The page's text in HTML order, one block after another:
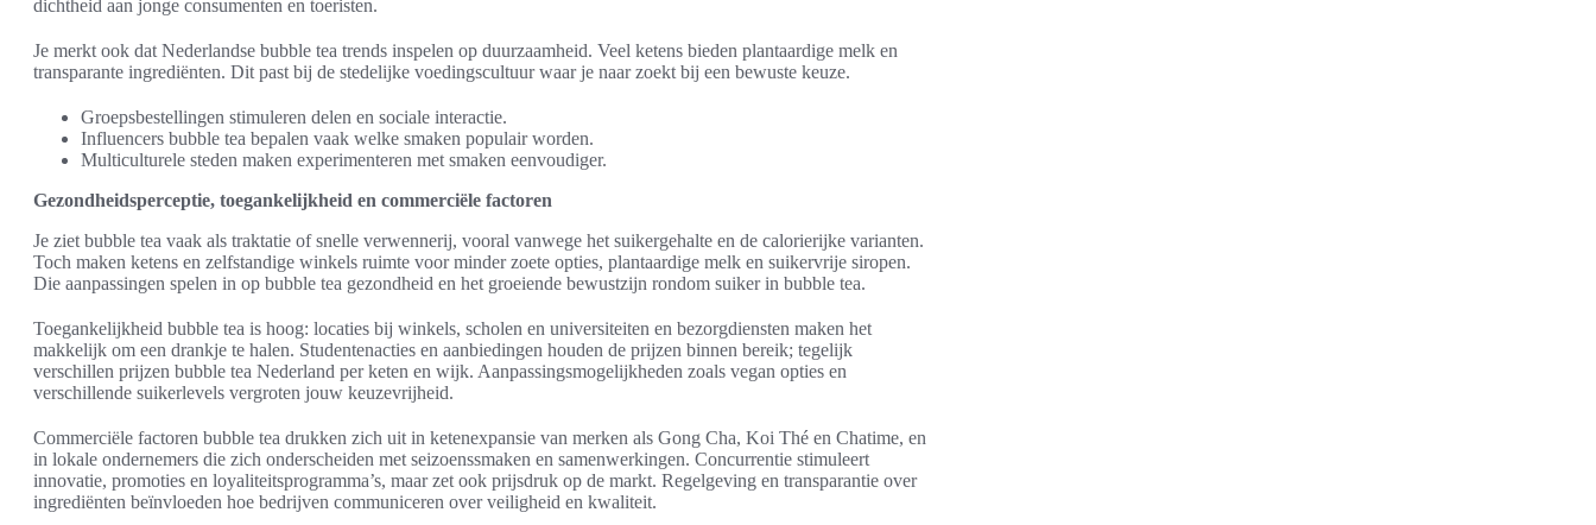
dichtheid aan jonge consumenten en toeristen.
Je merkt ook dat Nederlandse bubble tea trends inspelen op duurzaamheid. Veel ketens bieden plantaardige melk en
transparante ingrediënten. Dit past bij de stedelijke voedingscultuur waar je naar zoekt bij een bewuste keuze.
Groepsbestellingen stimuleren delen en sociale interactie.
Influencers bubble tea bepalen vaak welke smaken populair worden.
Multiculturele steden maken experimenteren met smaken eenvoudiger.
Gezondheidsperceptie, toegankelijkheid en commerciële factoren
Je ziet bubble tea vaak als traktatie of snelle verwennerij, vooral vanwege het suikergehalte en de calorierijke varianten.
Toch maken ketens en zelfstandige winkels ruimte voor minder zoete opties, plantaardige melk en suikervrije siropen.
Die aanpassingen spelen in op bubble tea gezondheid en het groeiende bewustzijn rondom suiker in bubble tea.
Toegankelijkheid bubble tea is hoog: locaties bij winkels, scholen en universiteiten en bezorgdiensten maken het
makkelijk om een drankje te halen. Studentenacties en aanbiedingen houden de prijzen binnen bereik; tegelijk
verschillen prijzen bubble tea Nederland per keten en wijk. Aanpassingsmogelijkheden zoals vegan opties en
verschillende suikerlevels vergroten jouw keuzevrijheid.
Commerciële factoren bubble tea drukken zich uit in ketenexpansie van merken als Gong Cha, Koi Thé en Chatime, en
in lokale ondernemers die zich onderscheiden met seizoenssmaken en samenwerkingen. Concurrentie stimuleert
innovatie, promoties en loyaliteitsprogramma’s, maar zet ook prijsdruk op de markt. Regelgeving en transparantie over
ingrediënten beïnvloeden hoe bedrijven communiceren over veiligheid en kwaliteit.